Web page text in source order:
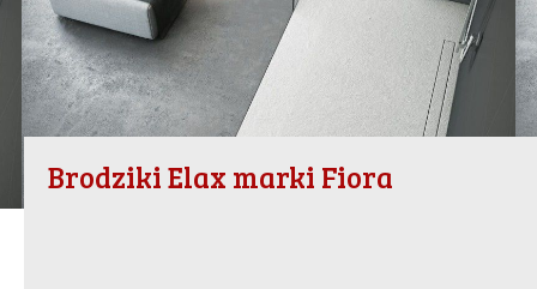
Brodziki Elax marki Fiora